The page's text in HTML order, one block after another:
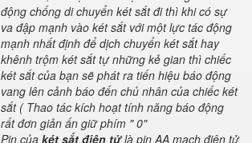
động chống di chuyển két sắt đi thì khi có sự
va đập mạnh vào két sắt với một lực tác động
mạnh nhất định để dịch chuyển két sắt hay
khênh trộm két sắt tự những kẻ gian thì chiếc
két sắt của bạn sẽ phát ra tiến hiệu báo động
vang lên cảnh báo đến chủ nhân của chiếc két
sắt ( Thao tác kích hoạt tính năng báo động
rất đơn giản ấn giữ phím " 0"
Pin của két sắt điện tửlà pin AA mạch điện tử